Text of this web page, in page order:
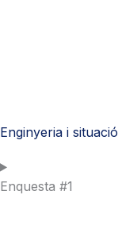
Enginyeria i situació
Enquesta #1